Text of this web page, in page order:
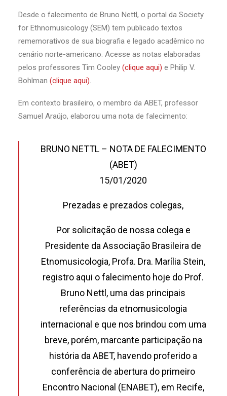
Desde o falecimento de Bruno Nettl, o portal da Society
for Ethnomusicology (SEM) tem publicado textos
rememorativos de sua biografia e legado acadêmico no
cenário norte-americano. Acesse as notas elaboradas
pelos professores Tim Cooley (clique aqui) e Philip V.
Bohlman (clique aqui).
Em contexto brasileiro, o membro da ABET, professor
Samuel Araújo, elaborou uma nota de falecimento:
BRUNO NETTL – NOTA DE FALECIMENTO
(ABET)
15/01/2020
Prezadas e prezados colegas,
Por solicitação de nossa colega e
Presidente da Associação Brasileira de
Etnomusicologia, Profa. Dra. Marília Stein,
registro aqui o falecimento hoje do Prof.
Bruno Nettl, uma das principais
referências da etnomusicologia
internacional e que nos brindou com uma
breve, porém, marcante participação na
história da ABET, havendo proferido a
conferência de abertura do primeiro
Encontro Nacional (ENABET), em Recife,